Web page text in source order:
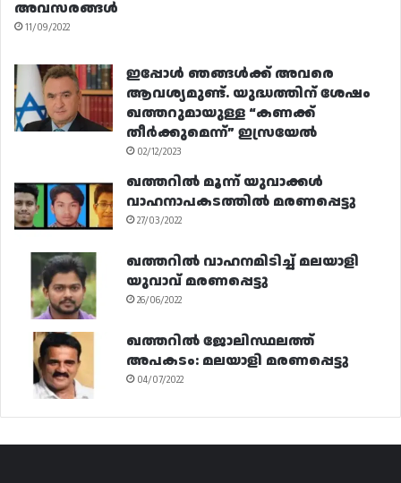
അവസരങ്ങൾ
11/09/2022
ഇപ്പോൾ ഞങ്ങൾക്ക് അവരെ
ആവശ്യമുണ്ട്. യുദ്ധത്തിന് ശേഷം
ഖത്തറുമായുള്ള “കണക്ക്
തീർക്കുമെന്ന്” ഇസ്രയേൽ
02/12/2023
ഖത്തറിൽ മൂന്ന് യുവാക്കൾ
വാഹനാപകടത്തിൽ മരണപ്പെട്ടു
27/03/2022
ഖത്തറിൽ വാഹനമിടിച്ച് മലയാളി
യുവാവ് മരണപ്പെട്ടു
26/06/2022
ഖത്തറിൽ ജോലിസ്ഥലത്ത്
അപകടം: മലയാളി മരണപ്പെട്ടു
04/07/2022